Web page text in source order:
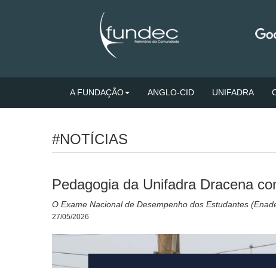
A FUNDAÇÃO ANGLO-CID UNIFADRA
#NOTÍCIAS
Pedagogia da Unifadra Dracena
O Exame Nacional de Desempenho dos Estudantes
27/05/2026